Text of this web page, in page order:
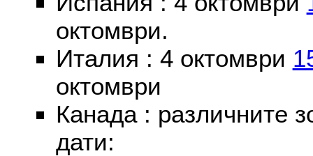
октомври.
Италия : 4 октомври
октомври
Канада : различните
дати: